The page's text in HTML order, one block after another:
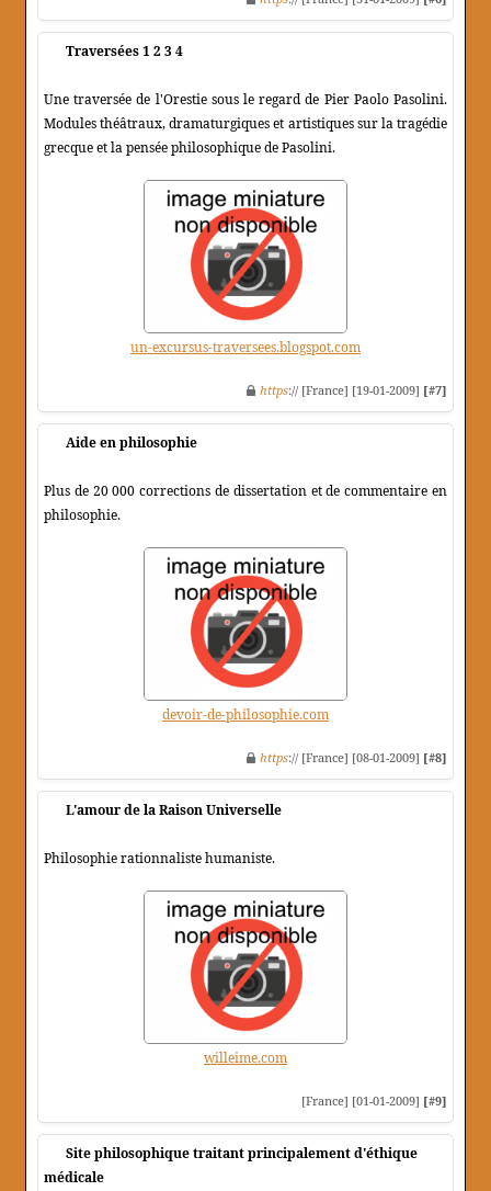
Traversées 1 2 3 4
Une traversée de l'Orestie sous le regard de Pier Paolo Pasolini.
Modules théâtraux, dramaturgiques et artistiques sur la tragédie
grecque et la pensée philosophique de Pasolini.
un-excursus-traversees.blogspot.com
https:// [France] [19-01-2009] [#7]
Aide en philosophie
Plus de 20 000 corrections de dissertation et de commentaire en
philosophie.
devoir-de-philosophie.com
https:// [France] [08-01-2009] [#8]
L'amour de la Raison Universelle
Philosophie rationnaliste humaniste.
willeime.com
[France] [01-01-2009] [#9]
Site philosophique traitant principalement d'éthique
médicale